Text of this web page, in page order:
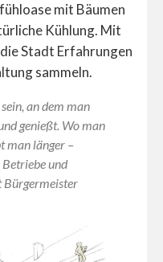
mit Bäumen
Kühlung. Mit
Stadt Erfahrungen
sammeln.
an dem man
genießt. Wo man
man länger –
und
Bürgermeister